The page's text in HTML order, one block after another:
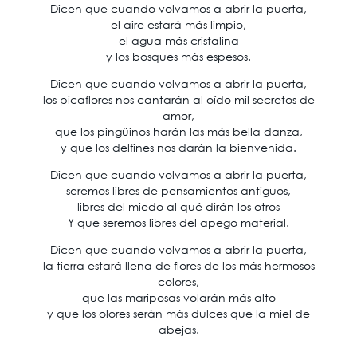
Dicen que cuando volvamos a abrir la puerta,
el aire estará más limpio,
el agua más cristalina
y los bosques más espesos.
Dicen que cuando volvamos a abrir la puerta,
los picaflores nos cantarán al oído mil secretos de
amor,
que los pingüinos harán las más bella danza,
y que los delfines nos darán la bienvenida.
Dicen que cuando volvamos a abrir la puerta,
seremos libres de pensamientos antiguos,
libres del miedo al qué dirán los otros
Y que seremos libres del apego material.
Dicen que cuando volvamos a abrir la puerta,
la tierra estará llena de flores de los más hermosos
colores,
que las mariposas volarán más alto
y que los olores serán más dulces que la miel de
abejas.